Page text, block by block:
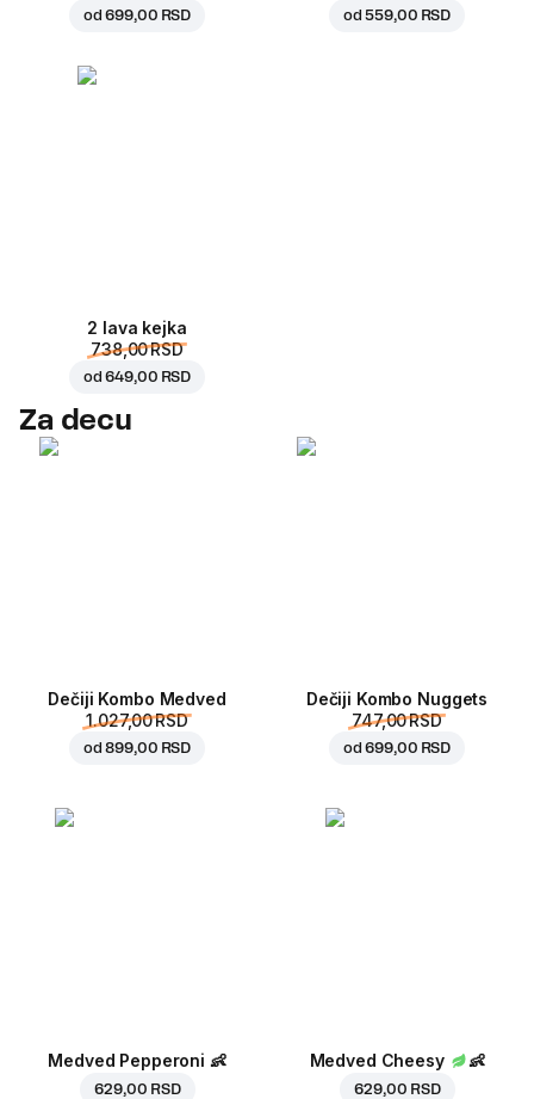
od699,00 RSD od559,00 RSD
2 lava kejka
738,00 RSD
od649,00 RSD
Za decu
Dečiji Kombo Medved
1.027,00 RSD
od899,00 RSD
Dečiji Kombo Nuggets
747,00 RSD
od699,00 RSD
Medved Pepperoni 👶
629,00 RSD
Medved Cheesy 👶
629,00 RSD